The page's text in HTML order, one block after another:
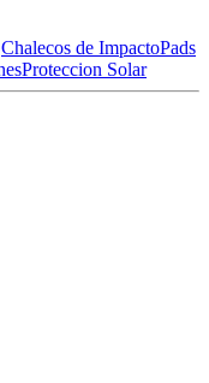
Chalecos de ImpactoPads
Proteccion Solar